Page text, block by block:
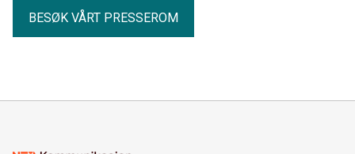
BESØK VÅRT PRESSEROM